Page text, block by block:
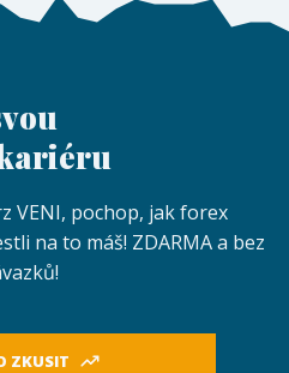
VENI, pochop, jak forex
na to máš! ZDARMA a bez
ZKUSIT